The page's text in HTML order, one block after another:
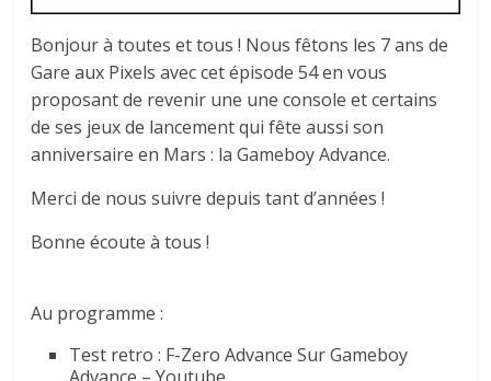
Bonjour à toutes et tous ! Nous fêtons les 7 ans de
Gare aux Pixels avec cet épisode 54 en vous
proposant de revenir une une console et certains
de ses jeux de lancement qui fête aussi son
anniversaire en Mars : la Gameboy Advance.
Merci de nous suivre depuis tant d’années !
Bonne écoute à tous !
Au programme :
Test retro : F-Zero Advance Sur Gameboy